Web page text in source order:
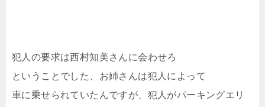
犯人の要求は西村知美さんに会わせろ
ということでした、お姉さんは犯人によって
車に乗せられていたんですが、犯人がパーキングエリ